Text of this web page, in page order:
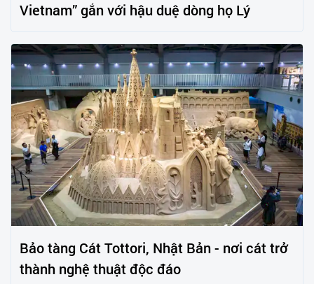
Vietnam” gắn với hậu duệ dòng họ Lý
Bảo tàng Cát Tottori, Nhật Bản - nơi cát trở
thành nghệ thuật độc đáo